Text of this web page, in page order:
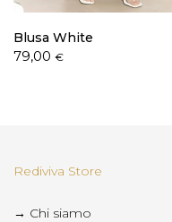
Blusa White
79,00 €
Rediviva Store
→ Chi siamo